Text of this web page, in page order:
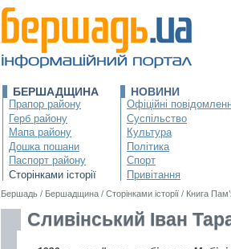
БЕРШАДЩИНА
Прапор району
Герб району
Мапа району
Дошка пошани
Паспорт району
Сторінками історії
НОВИНИ
Офіційні
Суспільство
Культура
Політика
Спорт
Привітання
Бершадь / Бершадщина / Сторінками історії / Книга
Сливінський Іван